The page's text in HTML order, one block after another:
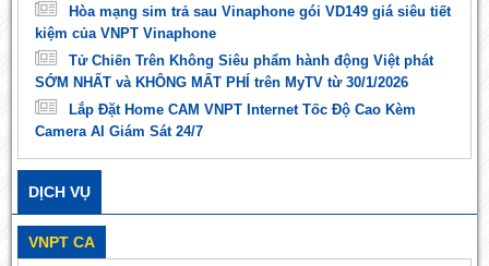
Hòa mạng sim trả sau Vinaphone gói VD149 giá siêu tiết
kiệm của VNPT Vinaphone
Tử Chiến Trên Không Siêu phẩm hành động Việt phát
SỚM NHẤT và KHÔNG MẤT PHÍ trên MyTV từ 30/1/2026
Lắp Đặt Home CAM VNPT Internet Tốc Độ Cao Kèm
Camera AI Giám Sát 24/7
DỊCH VỤ
VNPT CA